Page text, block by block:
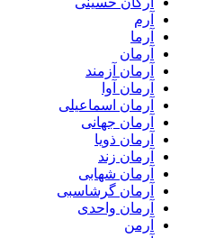
آرم
آرما
آرمان
آرمان آزمند
آرمان آوا
آرمان اسماعیلی
آرمان جهانی
آرمان ذویا
آرمان زند
آرمان شهابی
آرمان گرشاسبی
آرمان واحدی
آرمن